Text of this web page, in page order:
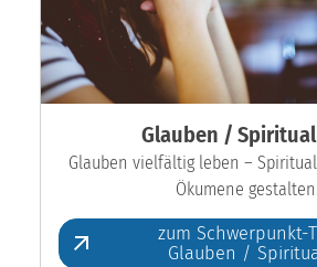
Glauben /
Glauben vielfältig leben –
Ökumene
zum Schwerpunkt-
Glauben /